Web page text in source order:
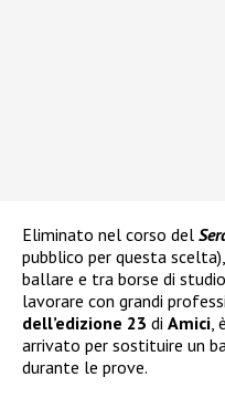
Eliminato nel corso del
pubblico per questa scelta),
ballare e tra borse di
lavorare con grandi
dell’edizione 23 di Amici
arrivato per sostituire un
durante le prove.